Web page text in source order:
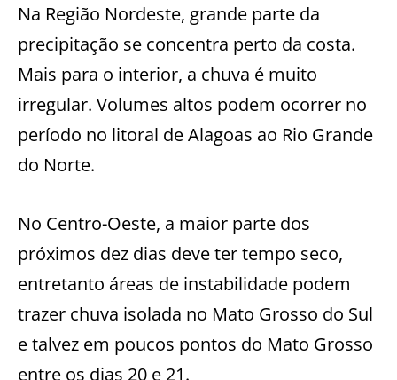
Na Região Nordeste, grande parte da
precipitação se concentra perto da costa.
Mais para o interior, a chuva é muito
irregular. Volumes altos podem ocorrer no
período no litoral de Alagoas ao Rio Grande
do Norte.
No Centro-Oeste, a maior parte dos
próximos dez dias deve ter tempo seco,
entretanto áreas de instabilidade podem
trazer chuva isolada no Mato Grosso do Sul
e talvez em poucos pontos do Mato Grosso
entre os dias 20 e 21.